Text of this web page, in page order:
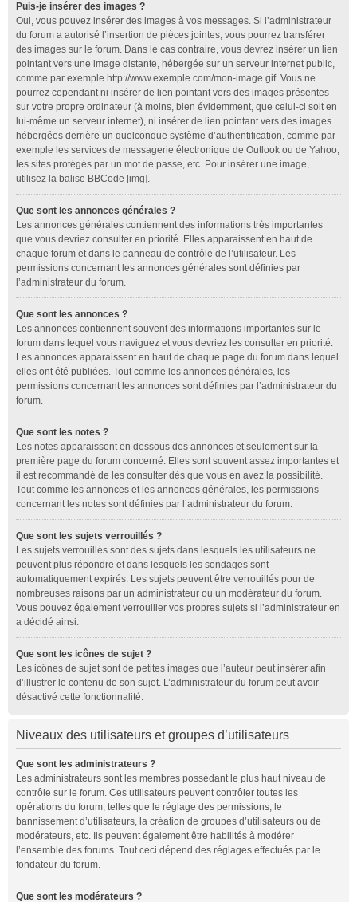
Puis-je insérer des images ?
Oui, vous pouvez insérer des images à vos messages. Si l’administrateur
du forum a autorisé l’insertion de pièces jointes, vous pourrez transférer
des images sur le forum. Dans le cas contraire, vous devrez insérer un lien
pointant vers une image distante, hébergée sur un serveur internet public,
comme par exemple http://www.exemple.com/mon-image.gif. Vous ne
pourrez cependant ni insérer de lien pointant vers des images présentes
sur votre propre ordinateur (à moins, bien évidemment, que celui-ci soit en
lui-même un serveur internet), ni insérer de lien pointant vers des images
hébergées derrière un quelconque système d’authentification, comme par
exemple les services de messagerie électronique de Outlook ou de Yahoo,
les sites protégés par un mot de passe, etc. Pour insérer une image,
utilisez la balise BBCode [img].
Que sont les annonces générales ?
Les annonces générales contiennent des informations très importantes
que vous devriez consulter en priorité. Elles apparaissent en haut de
chaque forum et dans le panneau de contrôle de l’utilisateur. Les
permissions concernant les annonces générales sont définies par
l’administrateur du forum.
Que sont les annonces ?
Les annonces contiennent souvent des informations importantes sur le
forum dans lequel vous naviguez et vous devriez les consulter en priorité.
Les annonces apparaissent en haut de chaque page du forum dans lequel
elles ont été publiées. Tout comme les annonces générales, les
permissions concernant les annonces sont définies par l’administrateur du
forum.
Que sont les notes ?
Les notes apparaissent en dessous des annonces et seulement sur la
première page du forum concerné. Elles sont souvent assez importantes et
il est recommandé de les consulter dès que vous en avez la possibilité.
Tout comme les annonces et les annonces générales, les permissions
concernant les notes sont définies par l’administrateur du forum.
Que sont les sujets verrouillés ?
Les sujets verrouillés sont des sujets dans lesquels les utilisateurs ne
peuvent plus répondre et dans lesquels les sondages sont
automatiquement expirés. Les sujets peuvent être verrouillés pour de
nombreuses raisons par un administrateur ou un modérateur du forum.
Vous pouvez également verrouiller vos propres sujets si l’administrateur en
a décidé ainsi.
Que sont les icônes de sujet ?
Les icônes de sujet sont de petites images que l’auteur peut insérer afin
d’illustrer le contenu de son sujet. L’administrateur du forum peut avoir
désactivé cette fonctionnalité.
Niveaux des utilisateurs et groupes d’utilisateurs
Que sont les administrateurs ?
Les administrateurs sont les membres possédant le plus haut niveau de
contrôle sur le forum. Ces utilisateurs peuvent contrôler toutes les
opérations du forum, telles que le réglage des permissions, le
bannissement d’utilisateurs, la création de groupes d’utilisateurs ou de
modérateurs, etc. Ils peuvent également être habilités à modérer
l’ensemble des forums. Tout ceci dépend des réglages effectués par le
fondateur du forum.
Que sont les modérateurs ?